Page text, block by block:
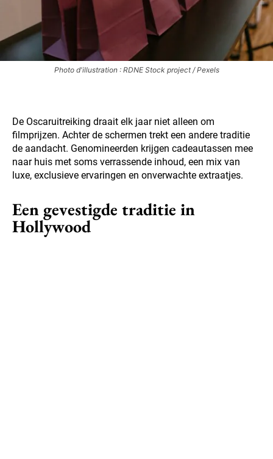
Photo d'illustration : RDNE Stock project / Pexels
De Oscaruitreiking draait elk jaar niet alleen om
filmprijzen. Achter de schermen trekt een andere traditie
de aandacht. Genomineerden krijgen cadeautassen mee
naar huis met soms verrassende inhoud, een mix van
luxe, exclusieve ervaringen en onverwachte extraatjes.
Een gevestigde traditie in
Hollywood